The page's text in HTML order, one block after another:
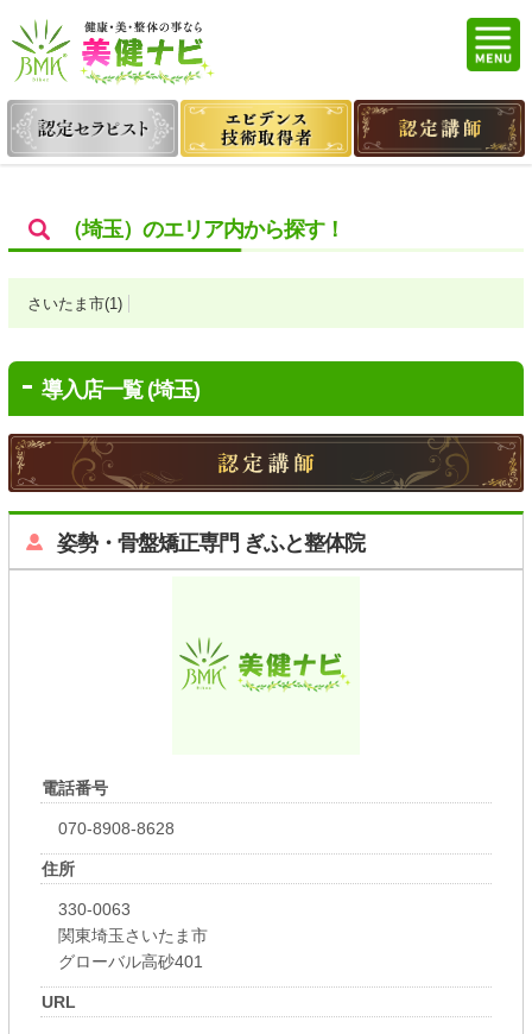
（埼玉）のエリア内から探す！
さいたま市(1)
導入店一覧 (埼玉)
姿勢・骨盤矯正専門 ぎふと整体院
電話番号
070-8908-8628
住所
330-0063
関東埼玉さいたま市
グローバル高砂401
URL